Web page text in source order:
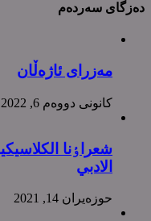
دەزگای سەردەم
مەزرای ئاژەڵان
كانونی دووه‌م 6, 2022
شعراٶنا
الادبي
حوزه‌یران 14, 2021